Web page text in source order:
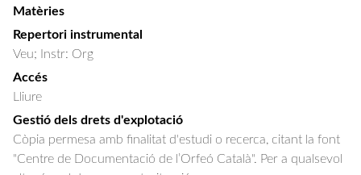
Matèries
Repertori instrumental
Veu; Instr: Org
Accés
Lliure
Gestió dels drets d'explotació
Còpia permesa amb finalitat d'estudi o recerca, citant la font
"Centre de Documentació de l’Orfeó Català". Per a qualsevol